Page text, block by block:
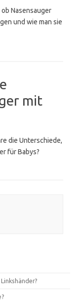
Nasensauger
und wie man sie
mit
die Unterschiede,
für Babys?